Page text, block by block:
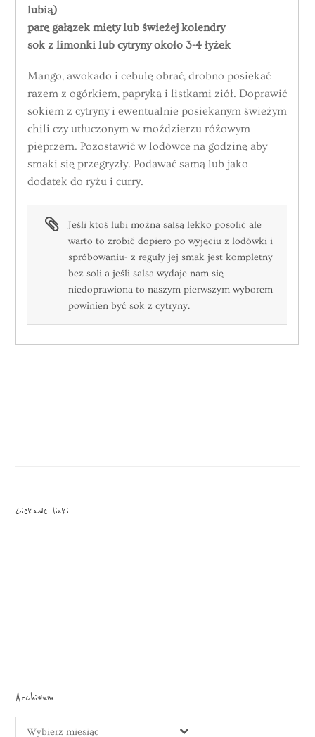
lubią)
parę gałązek mięty lub świeżej kolendry
sok z limonki lub cytryny około 3-4 łyżek
Mango, awokado i cebulę obrać, drobno posiekać
razem z ogórkiem, papryką i listkami ziół. Doprawić
sokiem z cytryny i ewentualnie posiekanym świeżym
chili czy utłuczonym w moździerzu różowym
pieprzem. Pozostawić w lodówce na godzinę aby
smaki się przegryzły. Podawać samą lub jako
dodatek do ryżu i curry.
Jeśli ktoś lubi można salsą lekko posolić ale
warto to zrobić dopiero po wyjęciu z lodówki i
spróbowaniu- z reguły jej smak jest kompletny
bez soli a jeśli salsa wydaje nam się
niedoprawiona to naszym pierwszym wyborem
powinien być sok z cytryny.
Ciekawe linki
Archiwum
Wybierz miesiąc